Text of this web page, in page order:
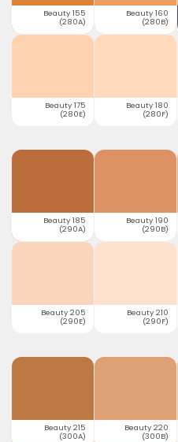
Beauty 155
(280A)
Beauty 160
(280B)
Beauty 175
(280E)
Beauty 180
(280F)
Beauty 185
(290A)
Beauty 190
(290B)
Beauty 205
(290E)
Beauty 210
(290F)
Beauty 215
(300A)
Beauty 220
(300B)